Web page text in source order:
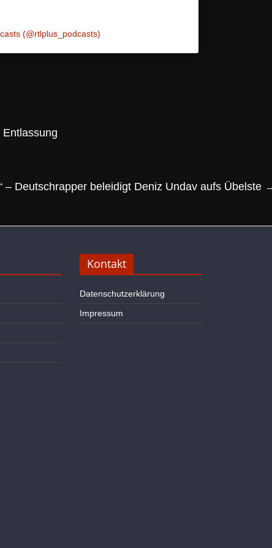
(@rtlplus_podcasts)
– Deutschrapper beleidigt Deniz Undav aufs Übelste
Kontakt
Datenschutzerklärung
Impressum